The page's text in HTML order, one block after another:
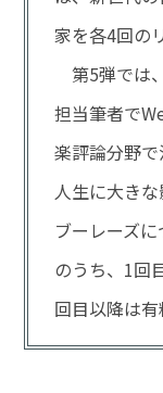
家を各4回の
第5弾では
担当筆者で
楽評論分野
人生に大き
ブーレーズ
のうち、1回
回目以降は有